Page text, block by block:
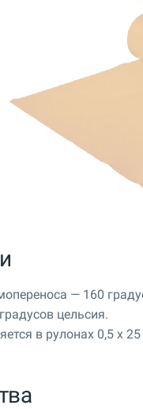
— 160
цельсия.
в рулонах 0,5 x